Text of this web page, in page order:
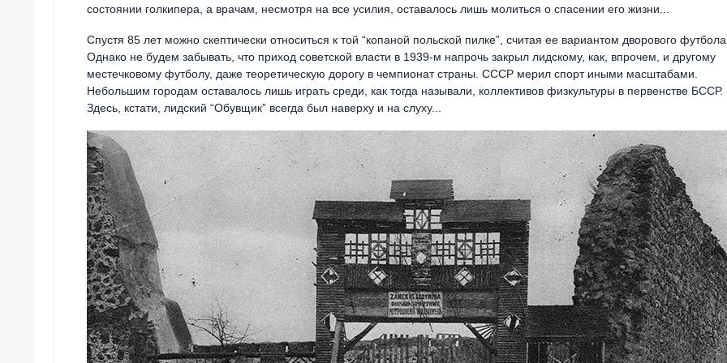
состоянии голкипера, а врачам, несмотря на все усилия, оставалось лишь молиться о спасении его жизни...
Cпустя 85 лет можно скептически относиться к той “копаной польской пилке”, считая ее вариантом дворового
Однако не будем забывать, что приход советской власти в 1939-м напрочь закрыл лидскому, как, впрочем, и другому
местечковому футболу, даже теоретическую дорогу в чемпионат страны. СССР мерил спорт иными масштабами.
Небольшим городам оставалось лишь играть среди, как тогда называли, коллективов физкультуры в первенстве БССР.
Здесь, кстати, лидский “Обувщик” всегда был наверху и на слуху...